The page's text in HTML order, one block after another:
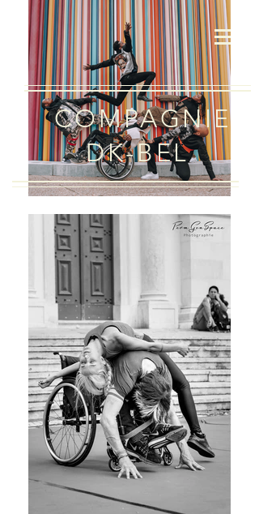
COMPAGNIE
DK-BEL